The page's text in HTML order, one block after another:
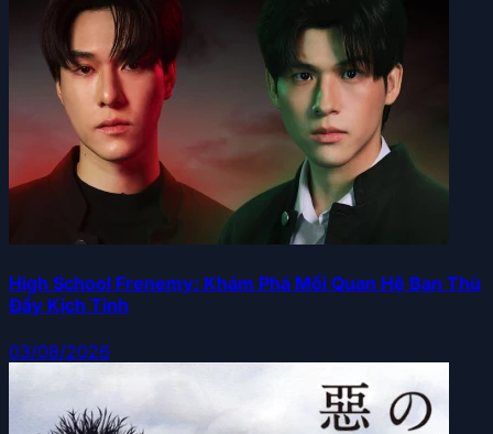
High School Frenemy: Khám Phá Mối Quan Hệ Bạn Thù
Đầy Kịch Tính
03/08/2026